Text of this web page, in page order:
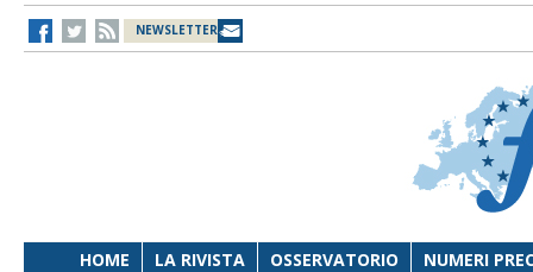
NEWSLETTER
HOME LA RIVISTA OSSERVATORIO NUMERI